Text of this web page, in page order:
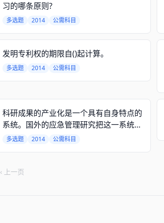
习的哪条原则?
多选题 2014 公需科目
发明专利权的期限自()起计算。
多选题 2014 公需科目
科研成果的产业化是一个具有自身特点的
系统。国外的应急管理研究把这一系统分
为四个阶段,简称4R模式,下面关于这一模
多选题 2014 公需科目
‹ 上一页